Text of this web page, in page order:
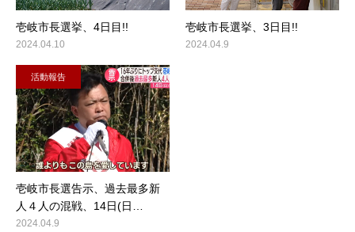
壱岐市長選挙、4日目!!
2024.04.10
壱岐市長選挙、3日目!!
2024.04.9
活動報告
壱岐市長選告示、過去最多新
人４人の混戦、14日(日…
2024.04.9